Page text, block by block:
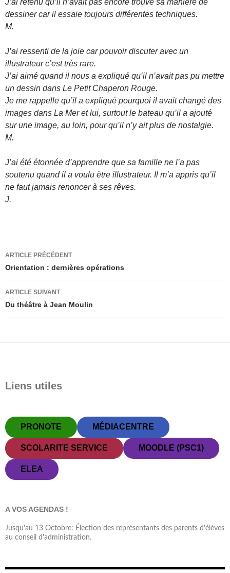
J’ai retenu qu’il n’avait pas encore trouvé sa manière de
dessiner car il essaie toujours différentes techniques.
M.
J’ai ressenti de la joie car pouvoir discuter avec un
illustrateur c’est très rare.
J’ai aimé quand il nous a expliqué qu’il n’avait pas pu mettre
un dessin dans Le Petit Chaperon Rouge.
Je me rappelle qu’il a expliqué pourquoi il avait changé des
images dans La Mer et lui, surtout le bateau qu’il a ajouté
sur une image, au loin, pour qu’il n’y ait plus de nostalgie.
M.
J’ai été étonnée d’apprendre que sa famille ne l’a pas
soutenu quand il a voulu être illustrateur. Il m’a appris qu’il
ne faut jamais renoncer à ses rêves.
J.
Navigation
des
articles
ARTICLE PRÉCÉDENT
Orientation : dernières opérations
ARTICLE SUIVANT
Du théâtre à Jean Moulin
Liens utiles
PRONOTE MÉDIACENTRE
SCOLARITE SERVICE MOODLE (PSC1)
ELEA
A VOS AGENDAS !
Jusqu'au 13 Octobre: Élection des représentants des parents d'élèves
au conseil d'administration.